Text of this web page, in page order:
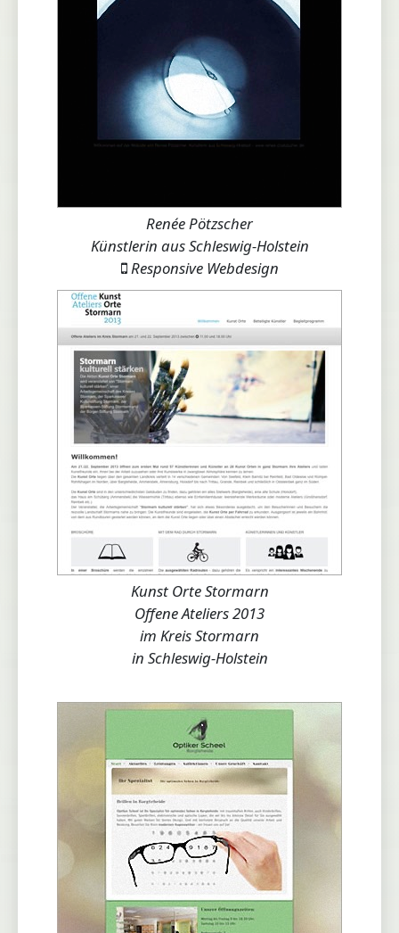
Renée Pötzscher
Künstlerin aus Schleswig-Holstein
Responsive Webdesign
Kunst Orte Stormarn
Offene Ateliers 2013
im Kreis Stormarn
in Schleswig-Holstein